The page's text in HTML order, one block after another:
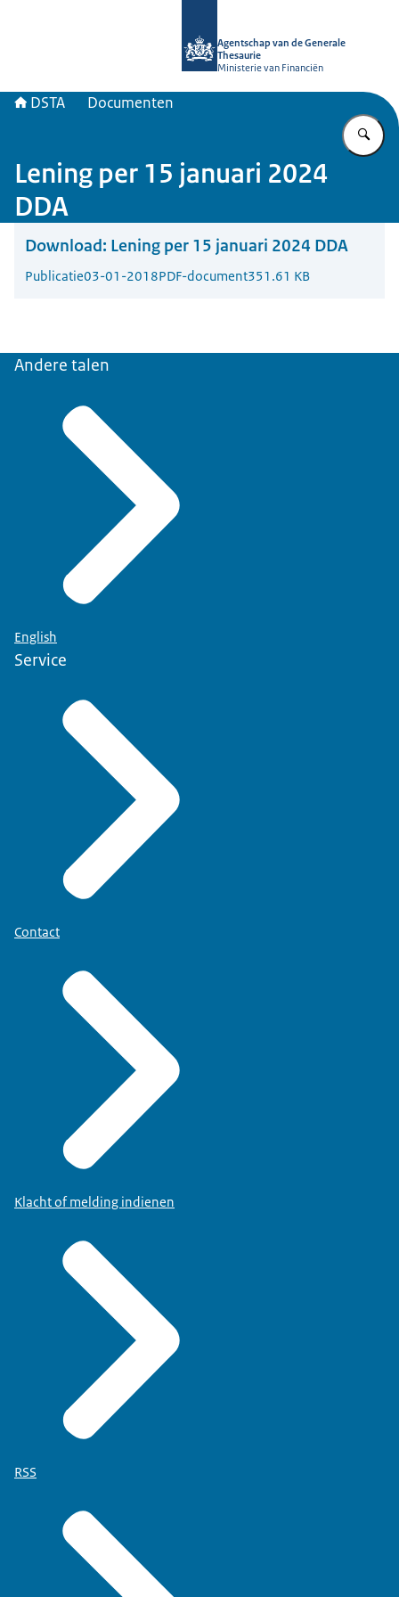
Agentschap van de Generale
Thesaurie
Ministerie van Financiën
DSTA Documenten
Lening per 15 januari 2024
DDA
Download: Lening per 15 januari 2024 DDA
Publicatie03-01-2018PDF-document351.61 KB
Andere talen
English
Service
Contact
Klacht of melding indienen
RSS